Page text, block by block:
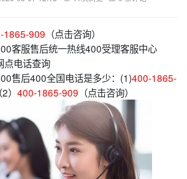
1865-909 （点击咨询）
客服售后统一热线400受理客服中心
点电话查询
售后400全国电话是多少：(1)400-1865-
） 400-1865-909 （点击咨询）